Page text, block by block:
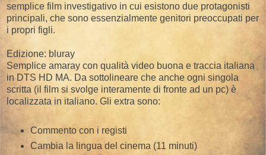
semplice film investigativo in cui esistono due protagonisti
principali, che sono essenzialmente genitori preoccupati per
i propri figli.
Edizione: bluray
Semplice amaray con qualità video buona e traccia italiana
in DTS HD MA. Da sottolineare che anche ogni singola
scritta (il film si svolge interamente di fronte ad un pc) è
localizzata in italiano. Gli extra sono:
Commento con i registi
Cambia la lingua del cinema (11 minuti)